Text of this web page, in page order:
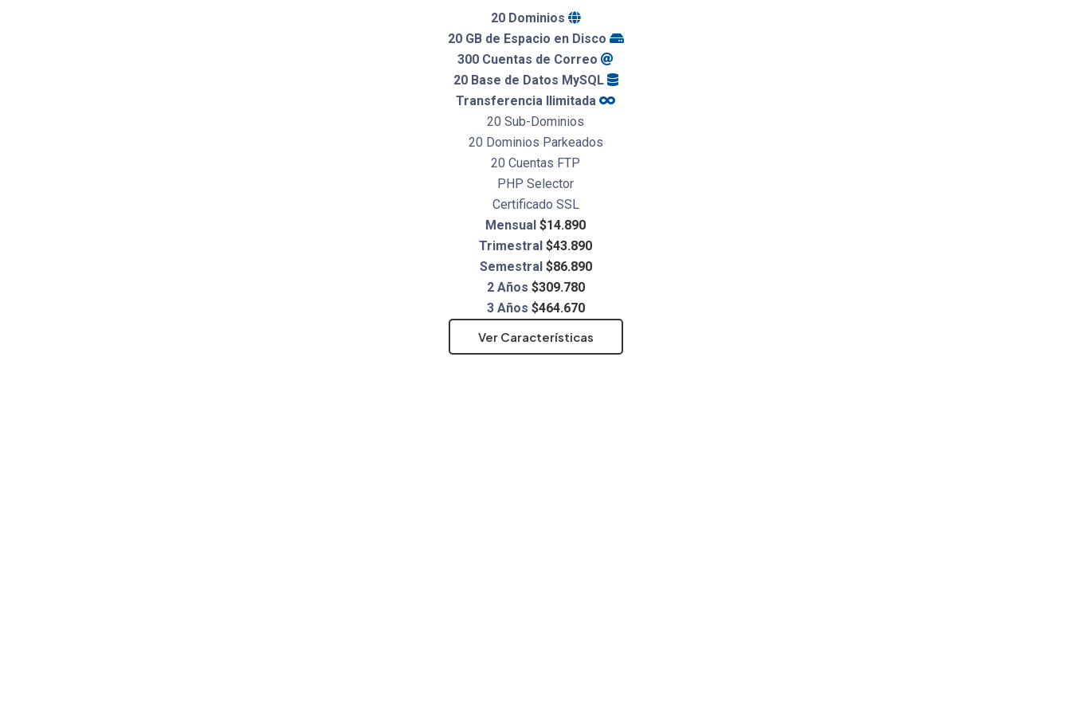
20 Dominios
20 GB de Espacio en Disco
300 Cuentas de Correo
20 Base de Datos MySQL
Transferencia Ilimitada
20 Sub-Dominios
20 Dominios Parkeados
20 Cuentas FTP
PHP Selector
Certificado SSL
Mensual $14.890
Trimestral $43.890
Semestral $86.890
2 Años $309.780
3 Años $464.670
Ver Características